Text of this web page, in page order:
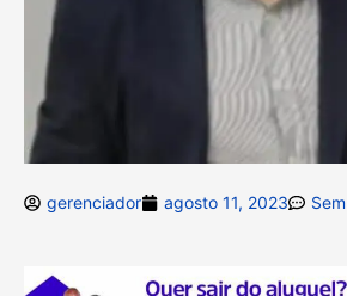
gerenciador agosto 11, 2023